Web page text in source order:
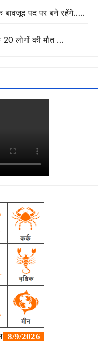
बावजूद पद पर बने रहेंगे…..
20 लोगों की मौत …